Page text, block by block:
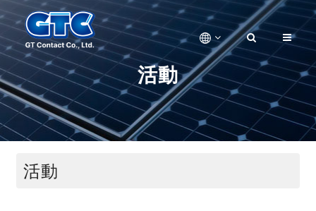
活動
活動